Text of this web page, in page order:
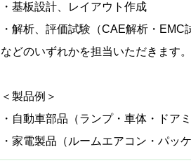
・基板設計、レイアウト作成
・解析、評価試験（CAE解析・
などのいずれかを担当いただきます。
＜製品例＞
・自動車部品（ランプ・車体・ド
・家電製品（ルームエアコン・パ